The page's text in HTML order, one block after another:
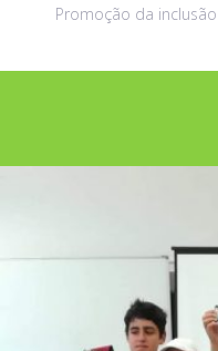
Promoção da